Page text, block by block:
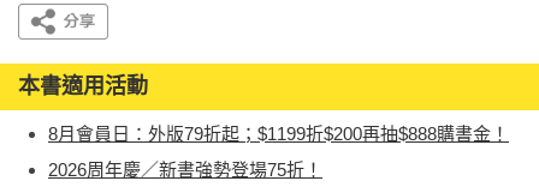
本書適用活動
8月會員日：外版79折起；$1199折$200再抽$888購書金！
2026周年慶／新書強勢登場75折！